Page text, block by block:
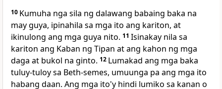
10 Kumuha nga sila ng dalawang babaing baka na
may guya, ipinahila sa mga ito ang kariton, at
ikinulong ang mga guya nito. 11 Isinakay nila sa
kariton ang Kaban ng Tipan at ang kahon ng mga
daga at bukol na ginto. 12 Lumakad ang mga baka
tuluy-tuloy sa Beth-semes, umuunga pa ang mga ito
habang daan. Ang mga ito'y hindi lumiko sa kanan o